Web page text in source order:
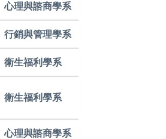
心理與諮商學系
行銷與管理學系
衛生福利學系
衛生福利學系
心理與諮商學系